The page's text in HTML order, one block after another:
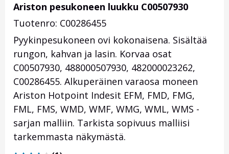
Ariston pesukoneen luukku C00507930
Tuotenro: C00286455
Pyykinpesukoneen ovi kokonaisena. Sisältää
rungon, kahvan ja lasin. Korvaa osat
C00507930, 488000507930, 482000023262,
C00286455. Alkuperäinen varaosa moneen
Ariston Hotpoint Indesit EFM, FMD, FMG,
FML, FMS, WMD, WMF, WMG, WML, WMS -
sarjan malliin. Tarkista sopivuus malliisi
tarkemmasta näkymästä.